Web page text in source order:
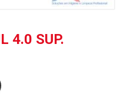
4.0 SUP.